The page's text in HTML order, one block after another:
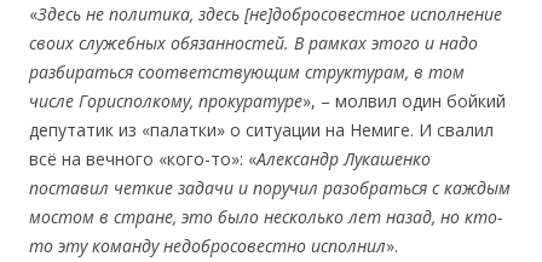
«Здесь не политика, здесь [не]добросовестное исполнение
своих служебных обязанностей. В рамках этого и надо
разбираться соответствующим структурам, в том
числе Горисполкому, прокуратуре», – молвил один бойкий
депутатик из «палатки» о ситуации на Немиге. И свалил
всё на вечного «кого-то»: «Александр Лукашенко
поставил четкие задачи и поручил разобраться с каждым
мостом в стране, это было несколько лет назад, но кто-
то эту команду недобросовестно исполнил».